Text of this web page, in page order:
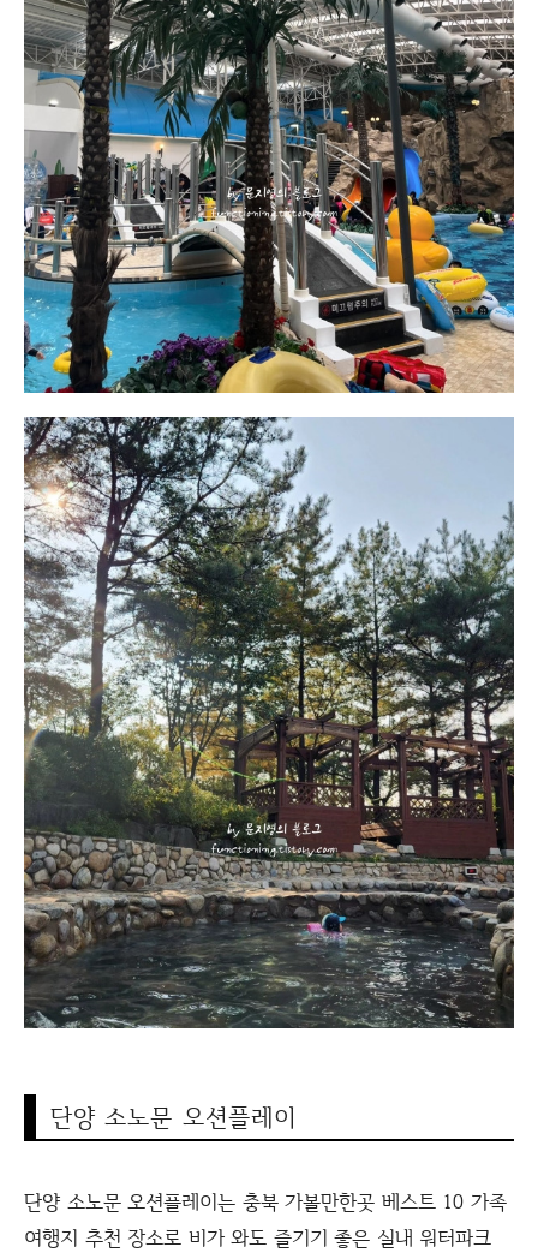
단양 소노문 오션플레이
단양 소노문 오션플레이는 충북 가볼만한곳 베스트 10 가족
여행지 추천 장소로 비가 와도 즐기기 좋은 실내 워터파크